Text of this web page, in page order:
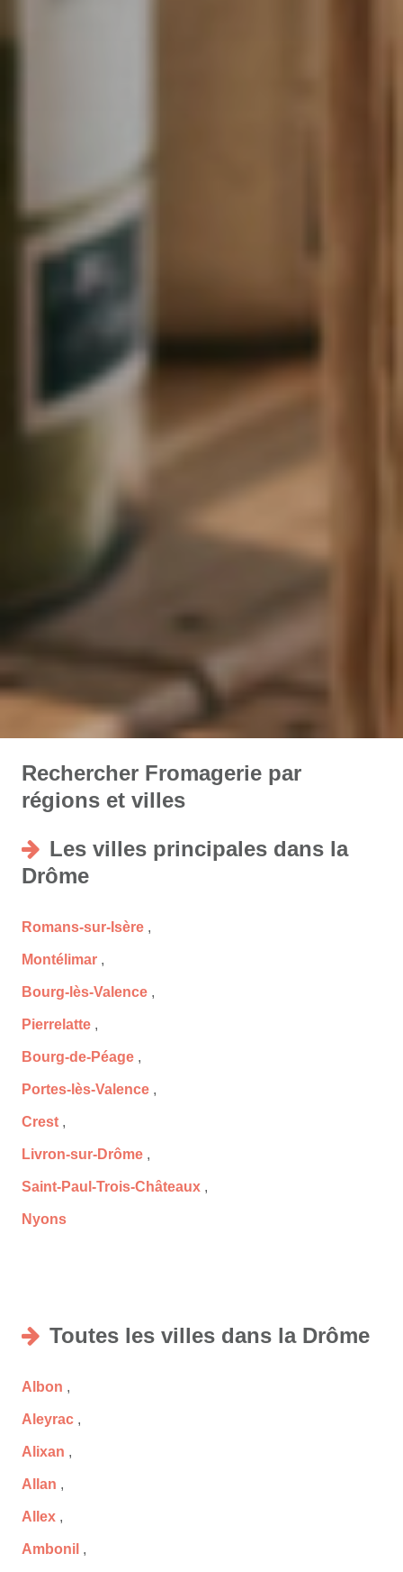
Rechercher Fromagerie par
régions et villes
Les villes principales dans la
Drôme
Romans-sur-Isère ,
Montélimar ,
Bourg-lès-Valence ,
Pierrelatte ,
Bourg-de-Péage ,
Portes-lès-Valence ,
Crest ,
Livron-sur-Drôme ,
Saint-Paul-Trois-Châteaux ,
Nyons
Toutes les villes dans la Drôme
Albon ,
Aleyrac ,
Alixan ,
Allan ,
Allex ,
Ambonil ,